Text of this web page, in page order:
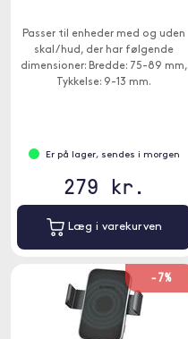
Passer til enheder med og uden
skal / hud, der har følgende
dimensioner: Bredde: 75-89 mm,
Tykkelse: 9-13 mm.
Er på lager, sendes i morgen
279 kr.
Læg i varekurven
-7%